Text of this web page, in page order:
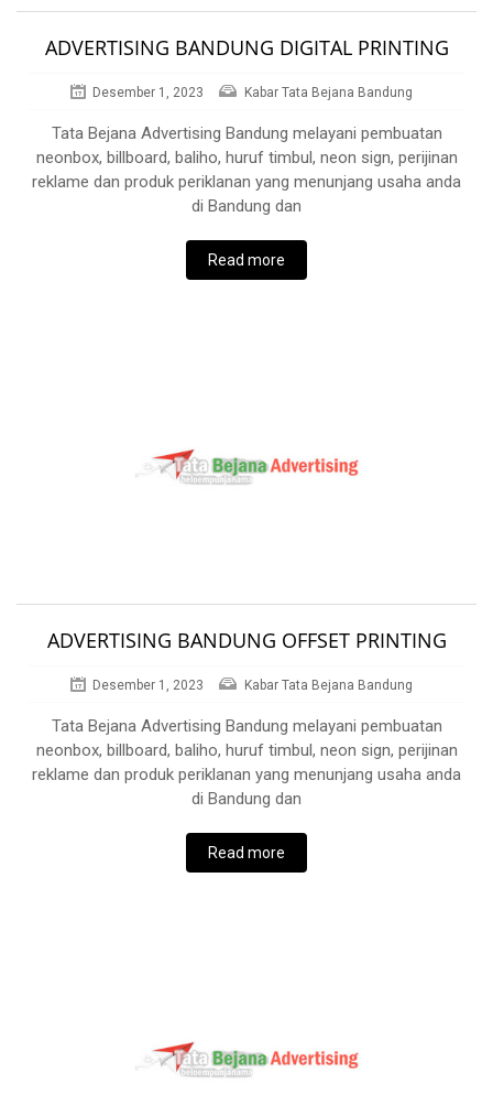
ADVERTISING BANDUNG DIGITAL PRINTING
Desember 1, 2023 Kabar Tata Bejana Bandung
Tata Bejana Advertising Bandung melayani pembuatan
neonbox, billboard, baliho, huruf timbul, neon sign, perijinan
reklame dan produk periklanan yang menunjang usaha anda
di Bandung dan
Read more
ADVERTISING BANDUNG OFFSET PRINTING
Desember 1, 2023 Kabar Tata Bejana Bandung
Tata Bejana Advertising Bandung melayani pembuatan
neonbox, billboard, baliho, huruf timbul, neon sign, perijinan
reklame dan produk periklanan yang menunjang usaha anda
di Bandung dan
Read more